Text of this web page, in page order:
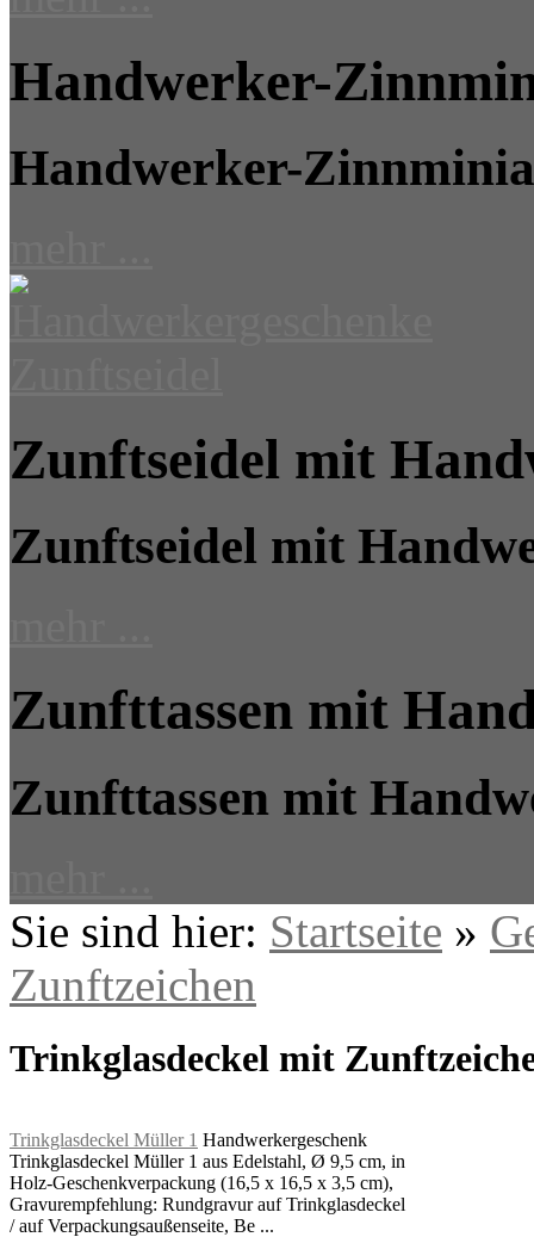
Handwerker-
Handwerker-
Zunftseidel mit
Zunftseidel mit
Zunfttassen mit
Zunfttassen mit
Sie sind hier: Startseite »
Zunftzeichen
Trinkglasdeckel mit
Trinkglasdeckel Müller 1 Handwerkergeschenk
Trinkglasdeckel Müller 1 aus Edelstahl, Ø 9,5 cm, in
Holz-Geschenkverpackung (16,5 x 16,5 x 3,5 cm),
Gravurempfehlung: Rundgravur auf Trinkglasdeckel
/ auf Verpackungsaußenseite, Be ...